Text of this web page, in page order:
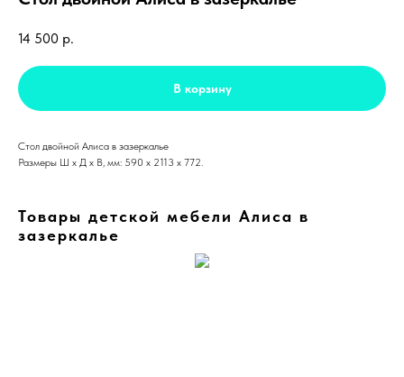
14 500 р.
В корзину
Стол двойной Алиса в зазеркалье
Размеры Ш х Д х В, мм: 590 x 2113 x 772.
Товары детской мебели Алиса в
зазеркалье